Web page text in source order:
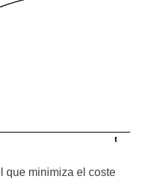
que minimiza el coste